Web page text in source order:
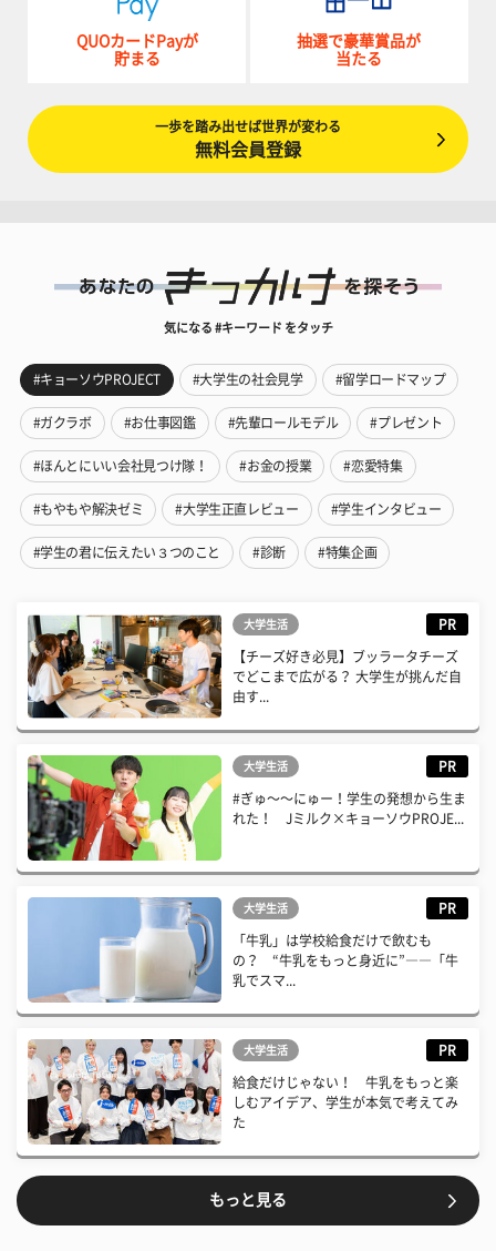
QUOカードPayが
貯まる
抽選で豪華賞品が
当たる
一歩を踏み出せば世界が変わる
無料会員登録
気になる #キーワード をタッチ
#キョーソウPROJECT #大学生の社会見学 #留学ロードマップ
#ガクラボ #お仕事図鑑 #先輩ロールモデル #プレゼント
#ほんとにいい会社見つけ隊！ #お金の授業 #恋愛特集
#もやもや解決ゼミ #大学生正直レビュー #学生インタビュー
#学生の君に伝えたい３つのこと #診断 #特集企画
大学生活 PR
【チーズ好き必見】ブッラータチーズ
でどこまで広がる？ 大学生が挑んだ自
由す...
大学生活 PR
#ぎゅ〜〜にゅー！学生の発想から生ま
れた！ Jミルク×キョーソウPROJE...
大学生活 PR
「牛乳」は学校給食だけで飲むも
の？ “牛乳をもっと身近に”――「牛
乳でスマ...
大学生活 PR
給食だけじゃない！ 牛乳をもっと楽
しむアイデア、学生が本気で考えてみ
た
もっと見る